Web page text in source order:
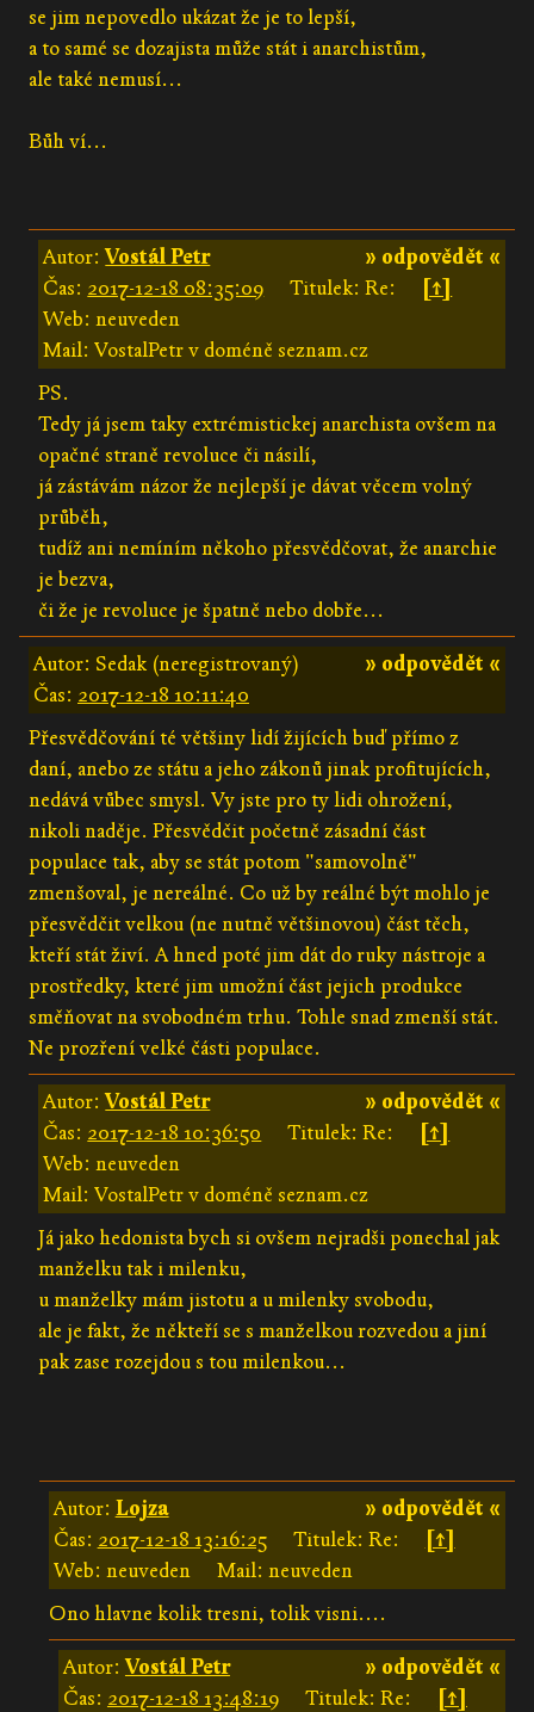
se jim nepovedlo ukázat že je to lepší,
a to samé se dozajista může stát i anarchistům,
ale také nemusí...
Bůh ví...
» odpovědět «
Autor:Vostál Petr
Čas: 2017-12-18 08:35:09 Titulek: Re:
[↑]
Web: neuveden
Mail: VostalPetr v doméně seznam.cz
PS.
Tedy já jsem taky extrémistickej anarchista ovšem na
opačné straně revoluce či násilí,
já zástávám názor že nejlepší je dávat věcem volný
průběh,
tudíž ani nemíním někoho přesvědčovat, že anarchie
je bezva,
či že je revoluce je špatně nebo dobře...
» odpovědět «
Autor: Sedak (neregistrovaný)
Čas: 2017-12-18 10:11:40
Přesvědčování té většiny lidí žijících buď přímo z
daní, anebo ze státu a jeho zákonů jinak profitujících,
nedává vůbec smysl. Vy jste pro ty lidi ohrožení,
nikoli naděje. Přesvědčit početně zásadní část
populace tak, aby se stát potom "samovolně"
zmenšoval, je nereálné. Co už by reálné být mohlo je
přesvědčit velkou (ne nutně většinovou) část těch,
kteří stát živí. A hned poté jim dát do ruky nástroje a
prostředky, které jim umožní část jejich produkce
směňovat na svobodném trhu. Tohle snad zmenší stát.
Ne prozření velké části populace.
» odpovědět «
Autor:Vostál Petr
Čas: 2017-12-18 10:36:50 Titulek: Re:
[↑]
Web: neuveden
Mail: VostalPetr v doméně seznam.cz
Já jako hedonista bych si ovšem nejradši ponechal jak
manželku tak i milenku,
u manželky mám jistotu a u milenky svobodu,
ale je fakt, že někteří se s manželkou rozvedou a jiní
pak zase rozejdou s tou milenkou...
» odpovědět «
Autor: Lojza
Čas: 2017-12-18 13:16:25 Titulek: Re:
[↑]
Web: neuveden
Mail: neuveden
Ono hlavne kolik tresni, tolik visni....
» odpovědět «
Autor:Vostál Petr
Čas: 2017-12-18 13:48:19 Titulek: Re: [↑]